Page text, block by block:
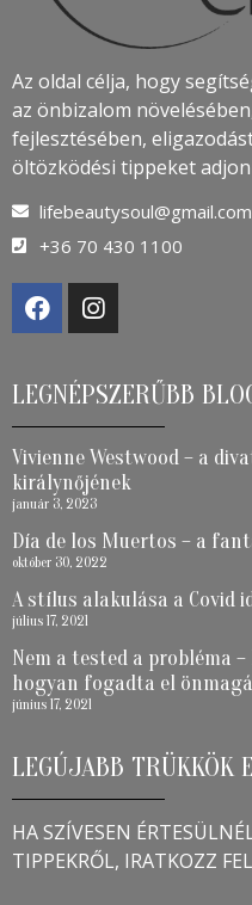
Az oldal célja, hogy
az önbizalom
fejlesztésében,
öltözködési tippeket adjon
lifebeautysoul@gmail.com
+36 70 430 1100
LEGNÉPSZERŰBB
Vivienne Westwood – a
királynőjének
január 3, 2023
Día de los Muertos – a
október 30, 2022
A stílus alakulása a Covid
július 17, 2021
Nem a tested a probléma
hogyan fogadta el
június 17, 2021
LEGÚJABB TRÜKKÖK
HA SZÍVESEN
TIPPEKRŐL, IRATKOZZ